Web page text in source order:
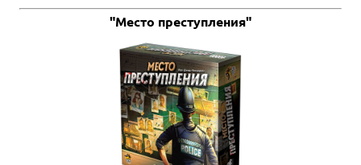
12+
"Место преступления"